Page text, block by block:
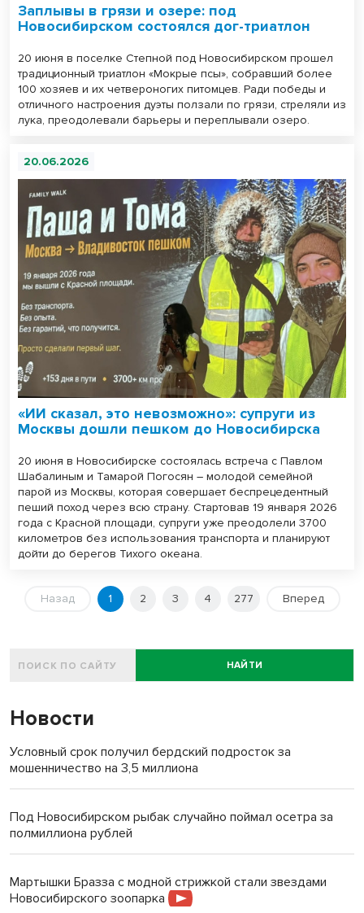
Заплывы в грязи и озере: под
Новосибирском состоялся дог-триатлон
20 июня в поселке Степной под Новосибирском прошел
традиционный триатлон «Мокрые псы», собравший более
100 хозяев и их четвероногих питомцев. Ради победы и
отличного настроения дуэты ползали по грязи, стреляли из
лука, преодолевали барьеры и переплывали озеро.
20.06.2026
«ИИ сказал, это невозможно»: супруги из
Москвы дошли пешком до Новосибирска
20 июня в Новосибирске состоялась встреча с Павлом
Шабалиным и Тамарой Погосян – молодой семейной
парой из Москвы, которая совершает беспрецедентный
пеший поход через всю страну. Стартовав 19 января 2026
года с Красной площади, супруги уже преодолели 3700
километров без использования транспорта и планируют
дойти до берегов Тихого океана.
Назад 1 2 3 4 277 Вперед
НАЙТИ
Новости
Условный срок получил бердский подросток за
мошенничество на 3,5 миллиона
Под Новосибирском рыбак случайно поймал осетра за
полмиллиона рублей
Мартышки Бразза с модной стрижкой стали звездами
Новосибирского зоопарка